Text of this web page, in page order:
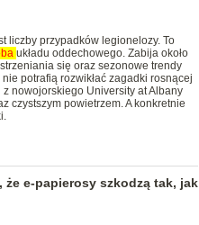
liczby przypadków legionelozy. To
układu oddechowego. Zabija około
się oraz sezonowe trendy
potrafią rozwikłać zagadki rosnącej
nowojorskiego University at Albany
czystszym powietrzem. A konkretnie
e-papierosy szkodzą tak, jak